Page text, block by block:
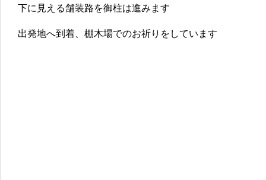
下に見える舗装路を御柱は進みます
出発地へ到着、棚木場でのお祈りをしています